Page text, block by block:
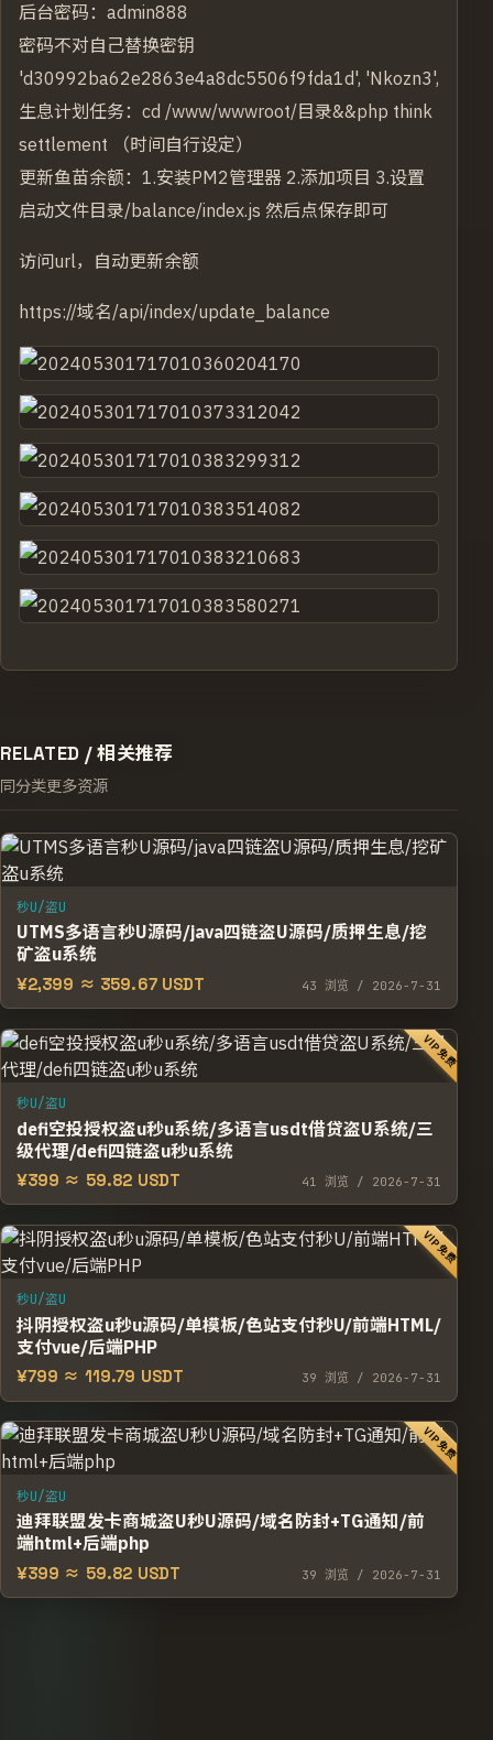
后台密码：admin888
密码不对自己替换密钥
'd30992ba62e2863e4a8dc5506f9fda1d', 'Nkozn3',
生息计划任务：cd /www/wwwroot/目录&&php think
settlement （时间自行设定）
更新鱼苗余额：1.安装PM2管理器 2.添加项目 3.设置
启动文件目录/balance/index.js 然后点保存即可
访问url，自动更新余额
https://域名/api/index/update_balance
RELATED /相关推荐
同分类更多资源
秒U/盗U
UTMS多语言秒U源码/java四链盗U源码/质押生息/挖
矿盗u系统
¥2,399 ≈ 359.67 USDT 43 浏览 / 2026-7-31
VIP免费
秒U/盗U
defi空投授权盗u秒u系统/多语言usdt借贷盗U系统/三
级代理/defi四链盗u秒u系统
¥399 ≈ 59.82 USDT 41 浏览 / 2026-7-31
VIP免费
秒U/盗U
抖阴授权盗u秒u源码/单模板/色站支付秒U/前端HTML/
支付vue/后端PHP
¥799 ≈ 119.79 USDT 39 浏览 / 2026-7-31
VIP免费
秒U/盗U
迪拜联盟发卡商城盗U秒U源码/域名防封+TG通知/前
端html+后端php
¥399 ≈ 59.82 USDT 39 浏览 / 2026-7-31